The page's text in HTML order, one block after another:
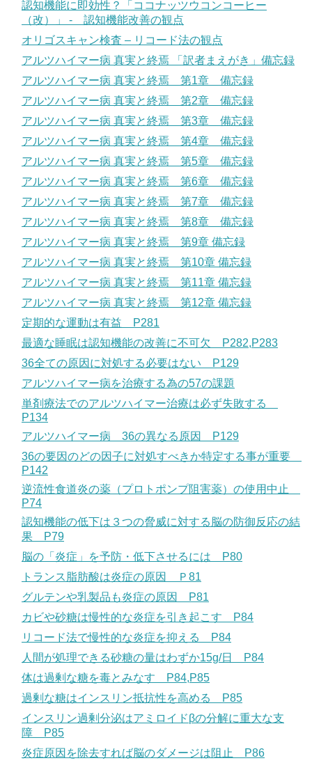
認知機能に即効性？「ココナッツウコンコーヒー
（改）」 - 認知機能改善の観点
オリゴスキャン検査 – リコード法の観点
アルツハイマー病 真実と終焉 「訳者まえがき」備忘録
アルツハイマー病 真実と終焉 第1章 備忘録
アルツハイマー病 真実と終焉 第2章 備忘録
アルツハイマー病 真実と終焉 第3章 備忘録
アルツハイマー病 真実と終焉 第4章 備忘録
アルツハイマー病 真実と終焉 第5章 備忘録
アルツハイマー病 真実と終焉 第6章 備忘録
アルツハイマー病 真実と終焉 第7章 備忘録
アルツハイマー病 真実と終焉 第8章 備忘録
アルツハイマー病 真実と終焉 第9章 備忘録
アルツハイマー病 真実と終焉 第10章 備忘録
アルツハイマー病 真実と終焉 第11章 備忘録
アルツハイマー病 真実と終焉 第12章 備忘録
定期的な運動は有益 P281
最適な睡眠は認知機能の改善に不可欠 P282,P283
36全ての原因に対処する必要はない P129
アルツハイマー病を治療する為の57の課題
単剤療法でのアルツハイマー治療は必ず失敗する
P134
アルツハイマー病 36の異なる原因 P129
36の要因のどの因子に対処すべきか特定する事が重要
P142
逆流性食道炎の薬（プロトポンプ阻害薬）の使用中止
P74
認知機能の低下は３つの脅威に対する脳の防御反応の結
果 P79
脳の「炎症」を予防・低下させるには P80
トランス脂肪酸は炎症の原因 Ｐ81
グルテンや乳製品も炎症の原因 P81
カビや砂糖は慢性的な炎症を引き起こす P84
リコード法で慢性的な炎症を抑える P84
人間が処理できる砂糖の量はわずか15g/日 P84
体は過剰な糖を毒とみなす P84,P85
過剰な糖はインスリン抵抗性を高める P85
インスリン過剰分泌はアミロイドβの分解に重大な支
障 P85
炎症原因を除去すれば脳のダメージは阻止 P86